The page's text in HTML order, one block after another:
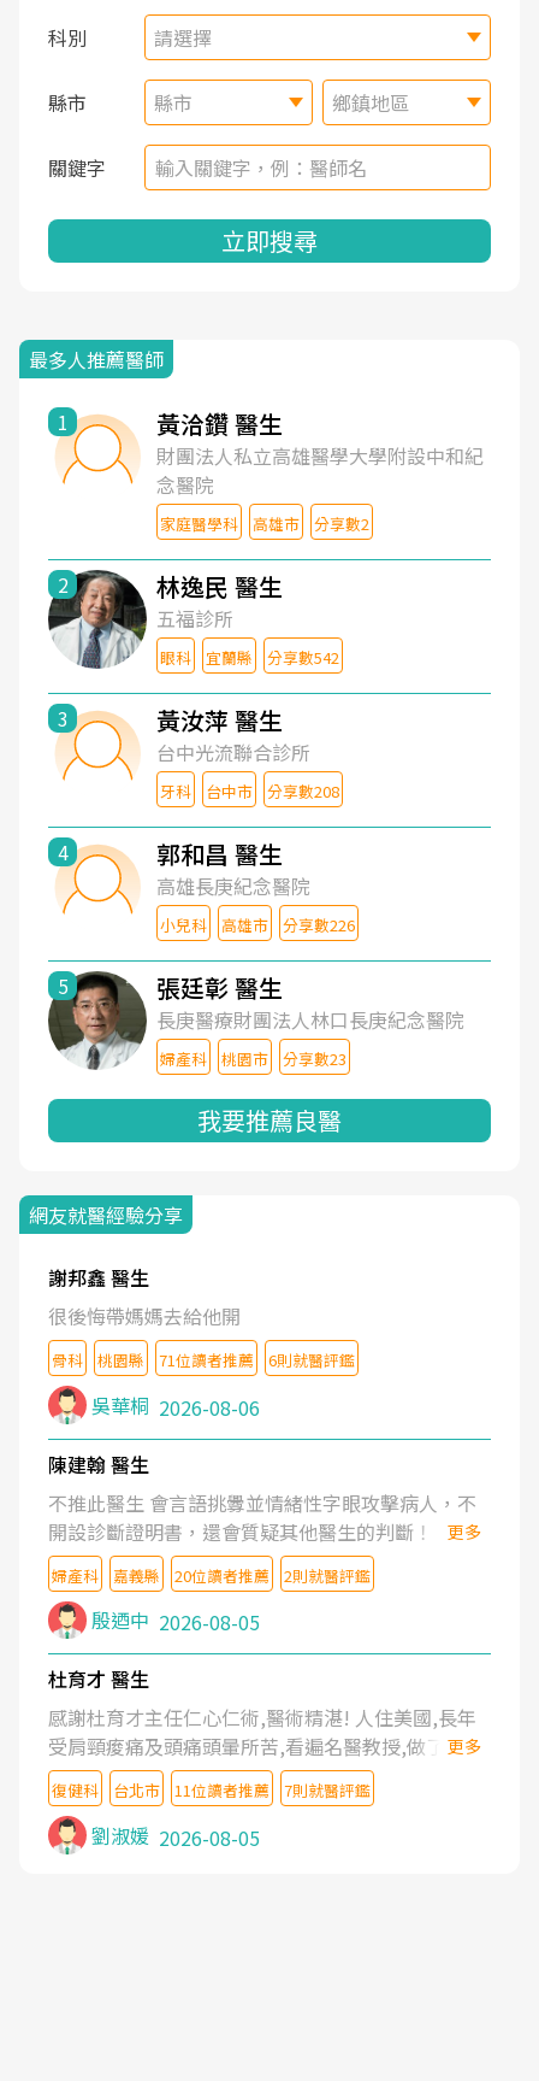
科別 請選擇
縣市 縣市 鄉鎮地區
關鍵字
立即搜尋
最多人推薦醫師
1 黃洽鑽 醫生
財團法人私立高雄醫學大學附設中和紀
念醫院
家庭醫學科 高雄市 分享數2
2 林逸民 醫生
五福診所
眼科 宜蘭縣 分享數542
3 黃汝萍 醫生
台中光流聯合診所
牙科 台中市 分享數208
4 郭和昌 醫生
高雄長庚紀念醫院
小兒科 高雄市 分享數226
5 張廷彰 醫生
長庚醫療財團法人林口長庚紀念醫院
婦產科 桃園市 分享數23
我要推薦良醫
網友就醫經驗分享
謝邦鑫 醫生
很後悔帶媽媽去給他開
骨科 桃園縣 71位讀者推薦 6則就醫評鑑
吳華桐 2026-08-06
陳建翰 醫生
不推此醫生 會言語挑釁並情緒性字眼攻擊病人，不
開設診斷證明書，還會質疑其他醫生的判斷！
更多
婦產科 嘉義縣 20位讀者推薦 2則就醫評鑑
殷迺中 2026-08-05
杜育才 醫生
感謝杜育才主任仁心仁術,醫術精湛! 人住美國,長年
受肩頸痠痛及頭痛頭暈所苦,看遍名醫教授,做了各種
檢查,也嘗試過西醫打針,中醫針灸及物理徒手治療都
沒有用,後來連吃到嗎啡類止痛藥都效果有限,只是壓
症狀,沒多久就痛起來,多年失眠嚴重影響生活品質.
台灣親友介紹忠孝醫院杜育才主任是頸頭症候群專
更多
復健科 台北市 11位讀者推薦 7則就醫評鑑
劉淑媛 2026-08-05